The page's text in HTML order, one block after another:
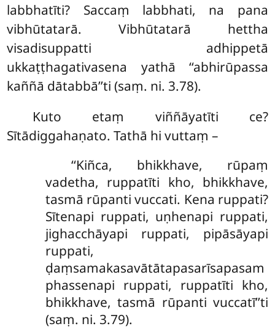
labbhatīti? Saccaṃ labbhati, na pana
vibhūtatarā. Vibhūtatarā hettha
visadisuppatti adhippetā
ukkaṭṭhagativasena yathā ‘‘abhirūpassa
kaññā dātabbā’’ti (saṃ. ni. 3.78).
Kuto etaṃ viññāyatīti ce?
Sītādiggahaṇato. Tathā hi vuttaṃ –
‘‘Kiñca, bhikkhave, rūpaṃ
vadetha, ruppatīti kho, bhikkhave,
tasmā rūpanti vuccati. Kena ruppati?
Sītenapi ruppati, uṇhenapi ruppati,
jighacchāyapi ruppati, pipāsāyapi
ruppati,
ḍaṃsamakasavātātapasarīsapasam
phassenapi ruppati, ruppatīti kho,
bhikkhave, tasmā rūpanti vuccatī’’ti
(saṃ. ni. 3.79).